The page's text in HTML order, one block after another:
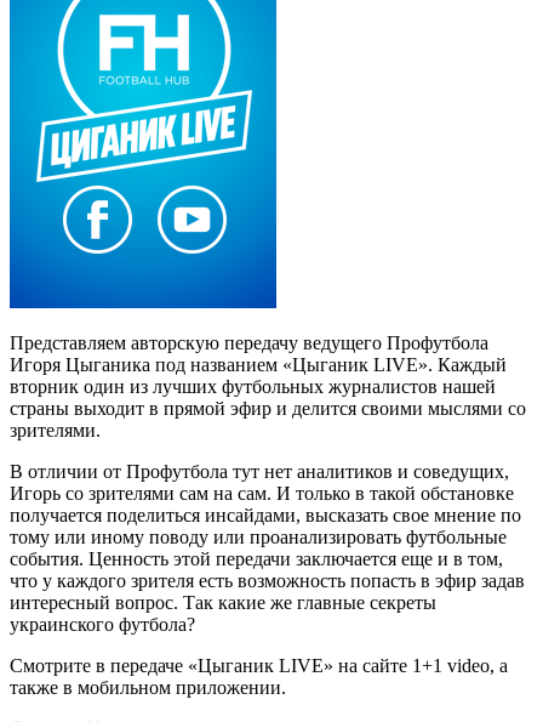
Представляем авторскую передачу ведущего Профутбола
Игоря Цыганика под названием «Цыганик LIVE». Каждый
вторник один из лучших футбольных журналистов нашей
страны выходит в прямой эфир и делится своими мыслями со
зрителями.
В отличии от Профутбола тут нет аналитиков и соведущих,
Игорь со зрителями сам на сам. И только в такой обстановке
получается поделиться инсайдами, высказать свое мнение по
тому или иному поводу или проанализировать футбольные
события. Ценность этой передачи заключается еще и в том,
что у каждого зрителя есть возможность попасть в эфир задав
интересный вопрос. Так какие же главные секреты
украинского футбола?
Смотрите в передаче «Цыганик LIVE» на сайте 1+1 video, а
также в мобильном приложении.